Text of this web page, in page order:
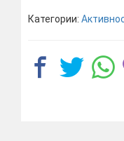
Категории: